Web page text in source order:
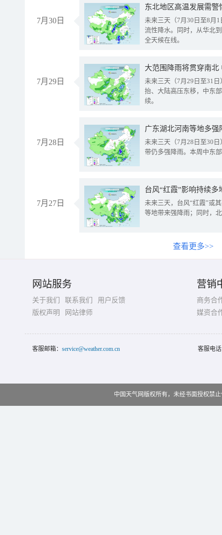
7月30日
东北地区高温发展需
未来三天（7月30日至8月
流性降水。同时，从华北
全天候在线。
7月29日
大范围降雨将贯穿南
未来三天（7月29日至31
抬、大陆高压东移，中东
续。
7月28日
广东湖北河南等地多
未来三天（7月28日至30
带仍多强降雨。本周中东
7月27日
台风“红霞”影响持续
未来三天，台风“红霞”或
等地带来强降雨；同时，
查看更多>>
网站服务
关于我们 联系我们
用户反馈
版权声明
网站律师
营销
商务合
媒资合
客服邮箱： service@weather.com.cn 客服电
中国天气网版权所有，未经书面授权